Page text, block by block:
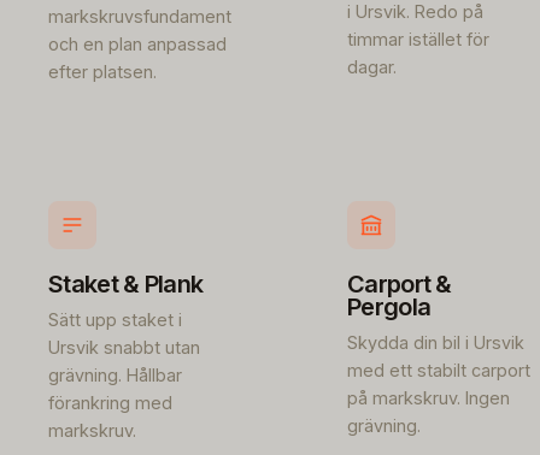
markskruvsfundament
och en plan anpassad
efter platsen.
i Ursvik. Redo på
timmar istället för
dagar.
Staket & Plank
Sätt upp staket i
Ursvik snabbt utan
grävning. Hållbar
förankring med
markskruv.
Carport &
Pergola
Skydda din bil i Ursvik
med ett stabilt carport
på markskruv. Ingen
grävning.